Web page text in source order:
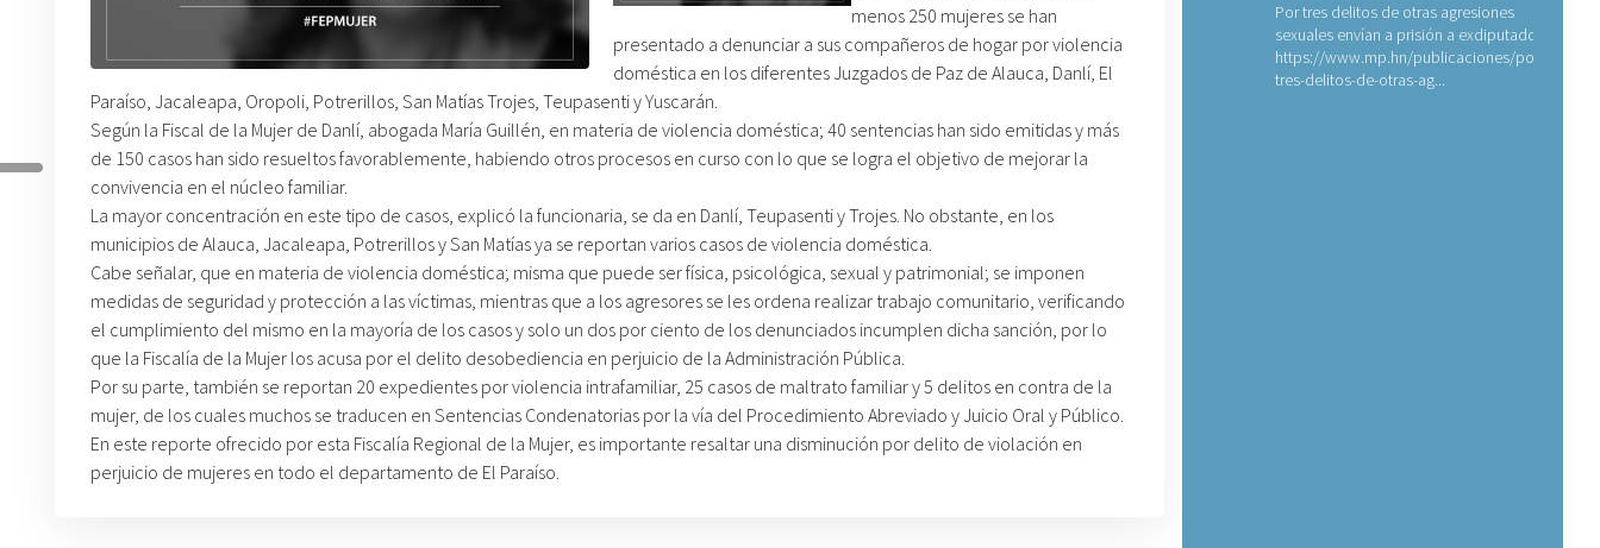
menos 250 mujeres se han
presentado a denunciar a sus compañeros de hogar por violencia
doméstica en los diferentes Juzgados de Paz de Alauca, Danlí, El
Paraíso, Jacaleapa, Oropoli, Potrerillos, San Matías Trojes, Teupasenti y Yuscarán.
Según la Fiscal de la Mujer de Danlí, abogada María Guillén, en materia de violencia doméstica; 40 sentencias han sido emitidas y más
de 150 casos han sido resueltos favorablemente, habiendo otros procesos en curso con lo que se logra el objetivo de mejorar la
convivencia en el núcleo familiar.
La mayor concentración en este tipo de casos, explicó la funcionaria, se da en Danlí, Teupasenti y Trojes. No obstante, en los
municipios de Alauca, Jacaleapa, Potrerillos y San Matías ya se reportan varios casos de violencia doméstica.
Cabe señalar, que en materia de violencia doméstica; misma que puede ser física, psicológica, sexual y patrimonial; se imponen
medidas de seguridad y protección a las víctimas, mientras que a los agresores se les ordena realizar trabajo comunitario, verificando
el cumplimiento del mismo en la mayoría de los casos y solo un dos por ciento de los denunciados incumplen dicha sanción, por lo
que la Fiscalía de la Mujer los acusa por el delito desobediencia en perjuicio de la Administración Pública.
Por su parte, también se reportan 20 expedientes por violencia intrafamiliar, 25 casos de maltrato familiar y 5 delitos en contra de la
mujer, de los cuales muchos se traducen en Sentencias Condenatorias por la vía del Procedimiento Abreviado y Juicio Oral y Público.
En este reporte ofrecido por esta Fiscalía Regional de la Mujer, es importante resaltar una disminución por delito de violación en
perjuicio de mujeres en todo el departamento de El Paraíso.
Por tres delitos de otras agresiones
sexuales envían a prisión a exdiputado
https://www.mp.hn/publicaciones/por-
tres-delitos-de-otras-ag...